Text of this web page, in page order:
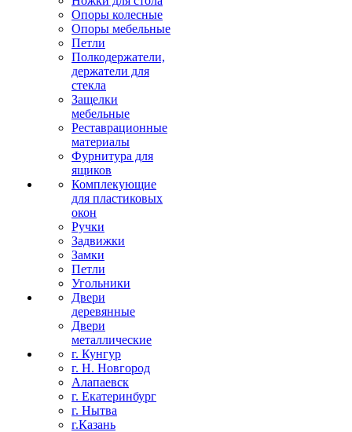
Опоры колесные
Опоры мебельные
Петли
Полкодержатели,
держатели для
стекла
Защелки
мебельные
Реставрационные
материалы
Фурнитура для
ящиков
Комплекующие
для пластиковых
окон
Ручки
Задвижки
Замки
Петли
Угольники
Двери
деревянные
Двери
металлические
г. Кунгур
г. Н. Новгород
Алапаевск
г. Екатеринбург
г. Нытва
г.Казань